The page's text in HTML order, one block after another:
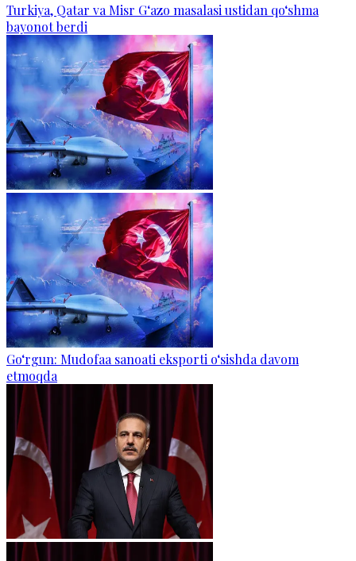
Turkiya, Qatar va Misr G‘azo masalasi ustidan qo‘shma
bayonot berdi
Go‘rgun: Mudofaa sanoati eksporti o‘sishda davom
etmoqda